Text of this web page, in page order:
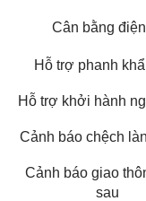
Cân bằng
Hỗ trợ phanh
Hỗ trợ khởi hành
Cảnh báo chệch
Cảnh báo giao
sau